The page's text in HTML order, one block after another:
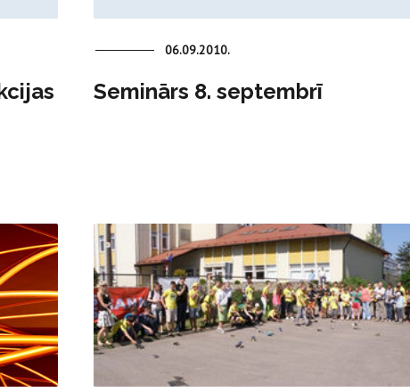
06.09.2010.
Seminārs 8. septembrī